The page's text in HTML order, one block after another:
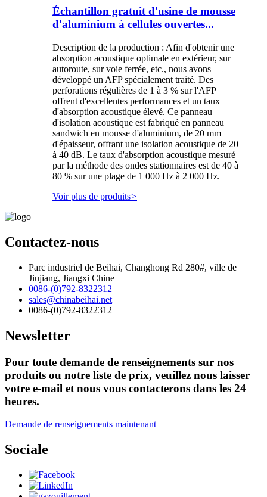
Échantillon gratuit d'usine de mousse
d'aluminium à cellules ouvertes...
Description de la production : Afin d'obtenir une
absorption acoustique optimale en extérieur, sur
autoroute, sur voie ferrée, etc., nous avons
développé un AFP spécialement traité. Des
perforations régulières de 1 à 3 % sur l'AFP
offrent d'excellentes performances et un taux
d'absorption acoustique élevé. Ce panneau
d'isolation acoustique est fabriqué en panneau
sandwich en mousse d'aluminium, de 20 mm
d'épaisseur, offrant une isolation acoustique de 20
à 40 dB. Le taux d'absorption acoustique mesuré
par la méthode des ondes stationnaires est de 40 à
80 % sur une plage de 1 000 Hz à 2 000 Hz.
Voir plus de produits>
Contactez-nous
Parc industriel de Beihai, Changhong Rd 280#, ville de
Jiujiang, Jiangxi Chine
0086-(0)792-8322312
sales@chinabeihai.net
0086-(0)792-8322312
Newsletter
Pour toute demande de renseignements sur nos
produits ou notre liste de prix, veuillez nous laisser
votre e-mail et nous vous contacterons dans les 24
heures.
Demande de renseignements maintenant
Sociale